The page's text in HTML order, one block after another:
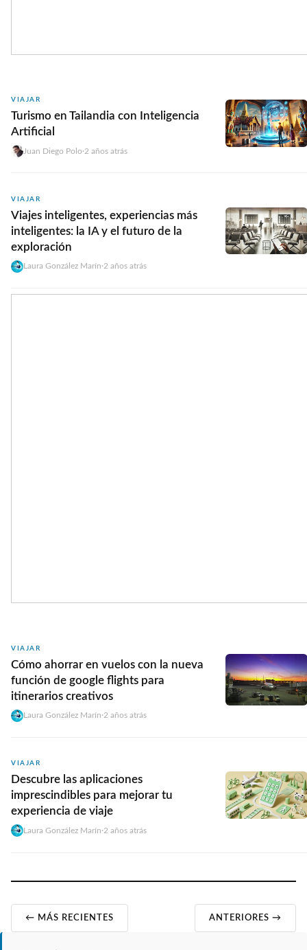
VIAJAR
Turismo en Tailandia con Inteligencia
Artificial
Juan Diego Polo·2 años atrás
VIAJAR
Viajes inteligentes, experiencias más
inteligentes: la IA y el futuro de la
exploración
Laura González Marín·2 años atrás
VIAJAR
Cómo ahorrar en vuelos con la nueva
función de google flights para
itinerarios creativos
Laura González Marín·2 años atrás
VIAJAR
Descubre las aplicaciones
imprescindibles para mejorar tu
experiencia de viaje
Laura González Marín·2 años atrás
← MÁS RECIENTES ANTERIORES →